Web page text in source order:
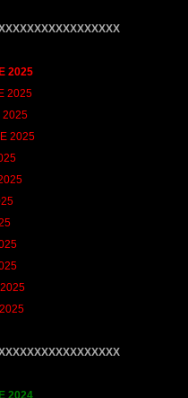
2025
2025
2025
2025